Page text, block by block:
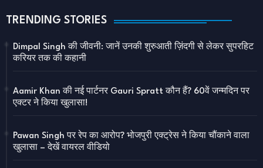
TRENDING STORIES
Dimpal Singh की जीवनी: जानें उनकी शुरुआती ज़िंदगी से लेकर सुपरहिट
करियर तक की कहानी
Aamir Khan की नई पार्टनर Gauri Spratt कौन हैं? 60वें जन्मदिन पर
एक्टर ने किया खुलासा!
Pawan Singh पर रेप का आरोप? भोजपुरी एक्ट्रेस ने किया चौंकाने वाला
खुलासा – देखें वायरल वीडियो